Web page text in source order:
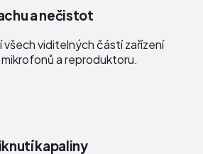
a nečistot
všech viditelných částí zařízení
a reproduktoru.
kapaliny